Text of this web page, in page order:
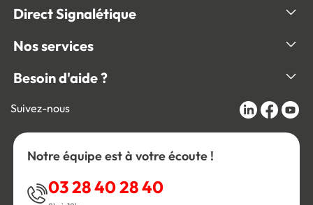
Direct Signalétique
Nos services
Besoin d'aide ?
Suivez-nous
Notre équipe est à votre écoute !
03 28 40 28 40